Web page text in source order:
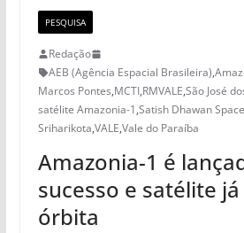
PESQUISA
Redação
AEB (Agência Espacial Brasileira),
Marcos Pontes,MCTI,RMVALE,São José
satélite Amazonia-1,Satish Dhawan
Sriharikota,VALE,Vale do Paraíba
Amazonia-1 é
sucesso e satélite
órbita